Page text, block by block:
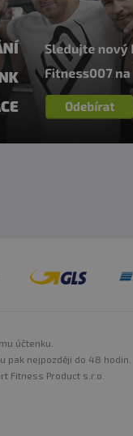
účtenku.
pak nejpozději do 48 hodin.
Fitness Product s.r.o.